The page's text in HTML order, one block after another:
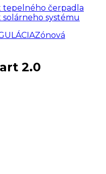
tepelného čerpadla
systému
Zónová
2.0